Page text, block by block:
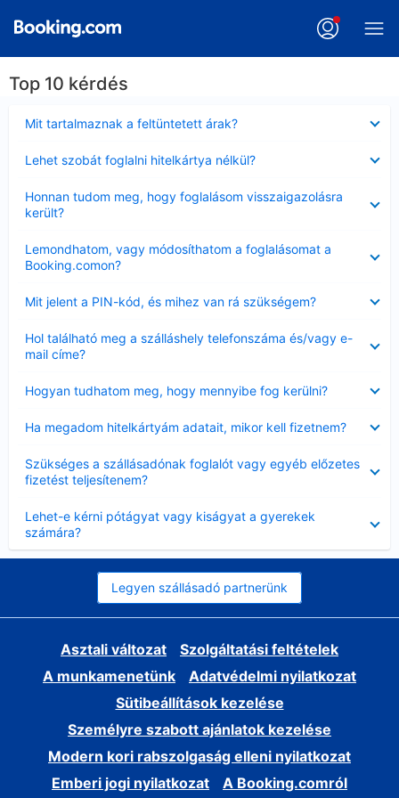
Top 10 kérdés
Mit tartalmaznak a feltüntetett árak?
Lehet szobát foglalni hitelkártya nélkül?
Honnan tudom meg, hogy foglalásom visszaigazolásra
került?
Lemondhatom, vagy módosíthatom a foglalásomat a
Booking.comon?
Mit jelent a PIN-kód, és mihez van rá szükségem?
Hol található meg a szálláshely telefonszáma és/vagy e-
mail címe?
Hogyan tudhatom meg, hogy mennyibe fog kerülni?
Ha megadom hitelkártyám adatait, mikor kell fizetnem?
Szükséges a szállásadónak foglalót vagy egyéb előzetes
fizetést teljesítenem?
Lehet-e kérni pótágyat vagy kiságyat a gyerekek
számára?
Legyen szállásadó partnerünk
Asztali változat
Szolgáltatási feltételek
A munkamenetünk
Adatvédelmi nyilatkozat
Sütibeállítások kezelése
Személyre szabott ajánlatok kezelése
Modern kori rabszolgaság elleni nyilatkozat
Emberi jogi nyilatkozat
A Booking.comról